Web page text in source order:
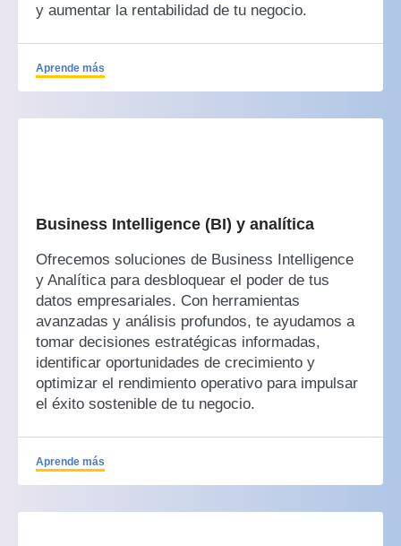
y aumentar la rentabilidad de tu negocio.
Aprende más
Business Intelligence (BI) y analítica
Ofrecemos soluciones de Business Intelligence
y Analítica para desbloquear el poder de tus
datos empresariales. Con herramientas
avanzadas y análisis profundos, te ayudamos a
tomar decisiones estratégicas informadas,
identificar oportunidades de crecimiento y
optimizar el rendimiento operativo para impulsar
el éxito sostenible de tu negocio.
Aprende más